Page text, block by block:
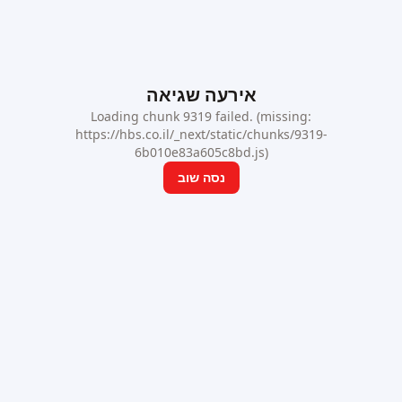
אירעה שגיאה
Loading chunk 9319 failed. (missing:
https://hbs.co.il/_next/static/chunks/9319-
6b010e83a605c8bd.js)